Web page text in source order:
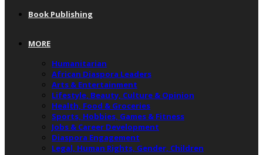
Book Publishing
MORE
Humanitarian
African Diaspora Leaders
Arts & Entertainment
Lifestyle, Beauty, Culture & Opinion
Health, Food & Groceries
Sports, Hobbies, Games & Fitness
Jobs & Career Development
Diaspora Engagement
Legal, Human Rights, Gender, Children